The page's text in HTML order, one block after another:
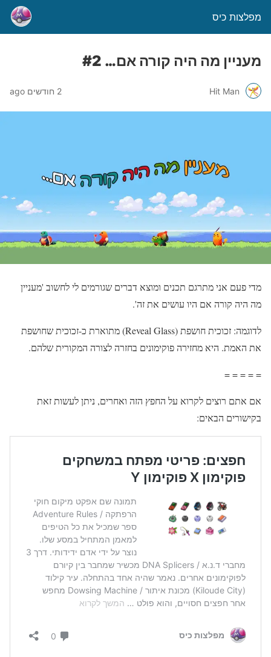
מפלצות כיס
מעניין מה היה קורה אם… #2
Hit Man 2 חודשים ago
מדי פעם אני מתרגם תכנים ומוצא דברים שגורמים לי לחשוב 'מעניין
מה היה קורה אם היו עושים את זה'.
לדוגמה: זכוכית חושפת (Reveal Glass) מתוארת כ-זכוכית שחושפת
את האמת. היא מחזירה פוקימונים בחזרה לצורה המקורית שלהם.
= = = = =
אם אתם רוצים לקרוא על החפץ הזה ואחרים, ניתן לעשות זאת
בקישורים הבאים: